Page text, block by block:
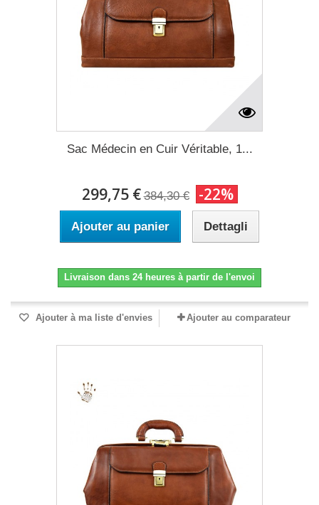
Sac Médecin en Cuir Véritable, 1...
299,75 € 384,30 € -22%
Ajouter au panier Dettagli
Livraison dans 24 heures à partir de l'envoi
Ajouter à ma liste d'envies Ajouter au comparateur